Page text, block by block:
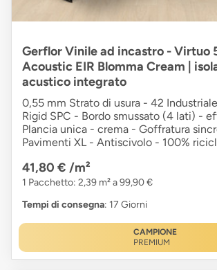
Gerflor Vinile ad incastro - Virtuo
Acoustic EIR Blomma Cream |
acustico integrato
0,55 mm Strato di usura - 42
Rigid SPC - Bordo smussato (4 lati) -
Plancia unica - crema - Goffratura
Pavimenti XL - Antiscivolo - 100%
41,80 € /m²
1 Pacchetto: 2,39 m² a 99,90 €
Tempi di consegna: 17 Giorni
CAMPIONE
PREMIUM